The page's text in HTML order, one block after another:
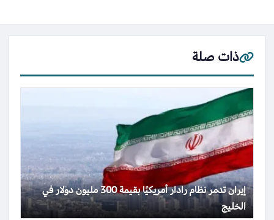
ذات صلة
إيران تدمر نظام رادار أمريكيًا بقيمة 300 مليون دولار في
الخليج